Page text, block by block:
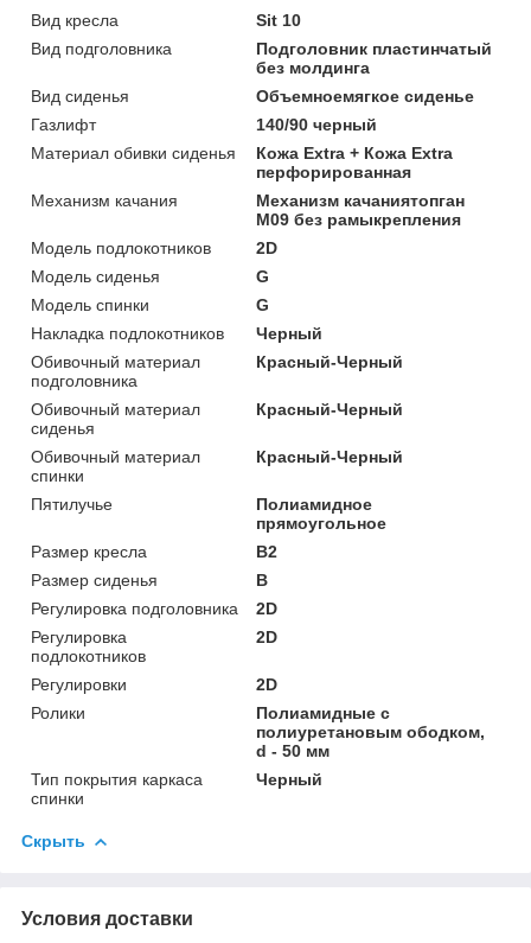
Вид кресла
Sit 10
Вид подголовника
Подголовник пластинчатый
без молдинга
Вид сиденья
Объемноемягкое сиденье
Газлифт
140/90 черный
Материал обивки сиденья
Кожа Extra + Кожа Extra
перфорированная
Механизм качания
Механизм качаниятопган
М09 без рамыкрепления
Модель подлокотников
2D
Модель сиденья
G
Модель спинки
G
Накладка подлокотников
Черный
Обивочный материал
подголовника
Красный-Черный
Обивочный материал
сиденья
Красный-Черный
Обивочный материал
спинки
Красный-Черный
Пятилучье
Полиамидное
прямоугольное
Размер кресла
B2
Размер сиденья
B
Регулировка подголовника
2D
Регулировка
подлокотников
2D
Регулировки
2D
Ролики
Полиамидные с
полиуретановым ободком,
d - 50 мм
Тип покрытия каркаса
спинки
Черный
Скрыть
Условия доставки